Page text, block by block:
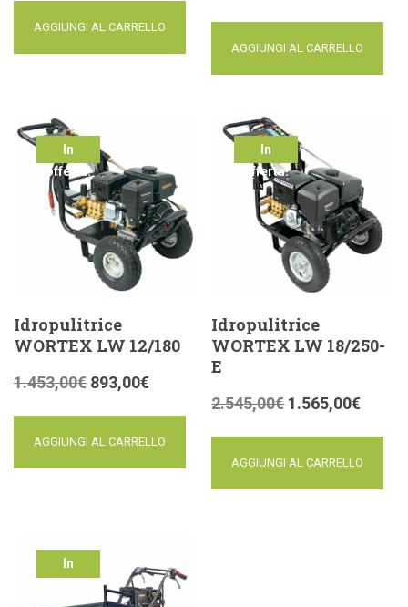
AGGIUNGI AL CARRELLO
AGGIUNGI AL CARRELLO
In
offerta!
Idropulitrice
WORTEX LW 12/180
1.453,00€ 893,00€
AGGIUNGI AL CARRELLO
In
offerta!
Idropulitrice
WORTEX LW 18/250-
E
2.545,00€ 1.565,00€
AGGIUNGI AL CARRELLO
In